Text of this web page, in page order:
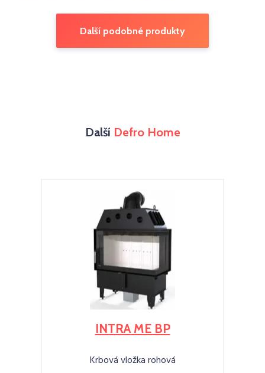
Další podobné produkty
Další Defro Home
INTRA ME BP
Krbová vložka rohová